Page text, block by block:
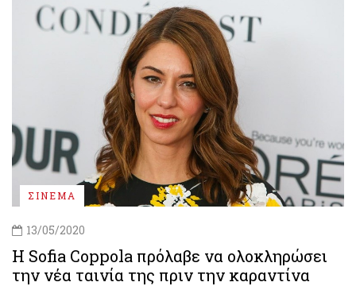
ΣΙΝΕΜΑ
13/05/2020
Η Sofia Coppola πρόλαβε να ολοκληρώσει
την νέα ταινία της πριν την καραντίνα